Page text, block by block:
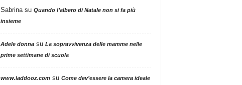
Sabrinasu Quando l’albero di Natale non si fa più
insieme
Adele donnasu La sopravvivenza delle mamme nelle
prime settimane di scuola
www.laddooz.comsu Come dev’essere la camera ideale